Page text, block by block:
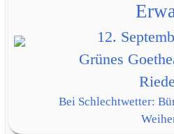
12.
Grünes
Bei Schlechtwetter: